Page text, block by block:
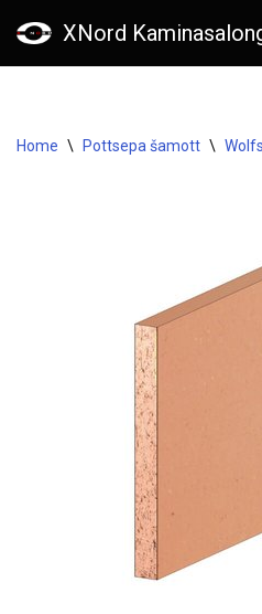
XNord
Home \ Pottsepa šamott \